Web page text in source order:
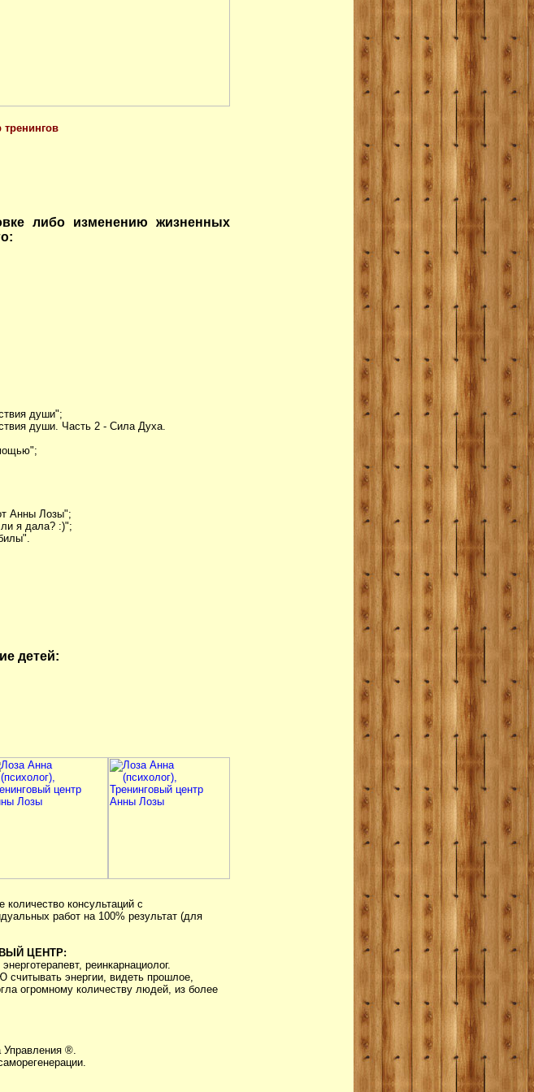
либо изменению жизненных
души";
души. Часть 2 - Сила Духа.
Анны Лозы";
я дала? :)";
детей:
количество консультаций с
работ на 100% результат (для
ЦЕНТР:
реинкарнациолог.
энергии, видеть прошлое,
огромному количеству людей, из более
Управления ®.